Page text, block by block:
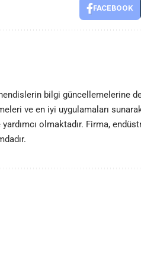
FACEBOOK
bilgi güncellemelerine
ve en iyi uygulamaları
olmaktadır. Firma,